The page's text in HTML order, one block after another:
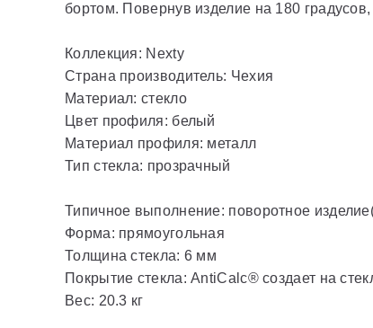
бортом. Повернув изделие на 180
Коллекция: Nexty
Страна производитель: Чехия
Материал: стекло
Цвет профиля: белый
Материал профиля: металл
Тип стекла: прозрачный
Типичное выполнение: поворотное
Форма: прямоугольная
Толщина стекла: 6 мм
Покрытие стекла: AntiCalc® создает на
Вес: 20.3 кг